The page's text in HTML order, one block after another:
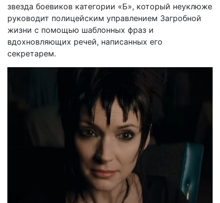
звезда боевиков категории «Б», который неуклюже
руководит полицейским управлением Загробной
жизни с помощью шаблонных фраз и
вдохновляющих речей, написанных его
секретарем.